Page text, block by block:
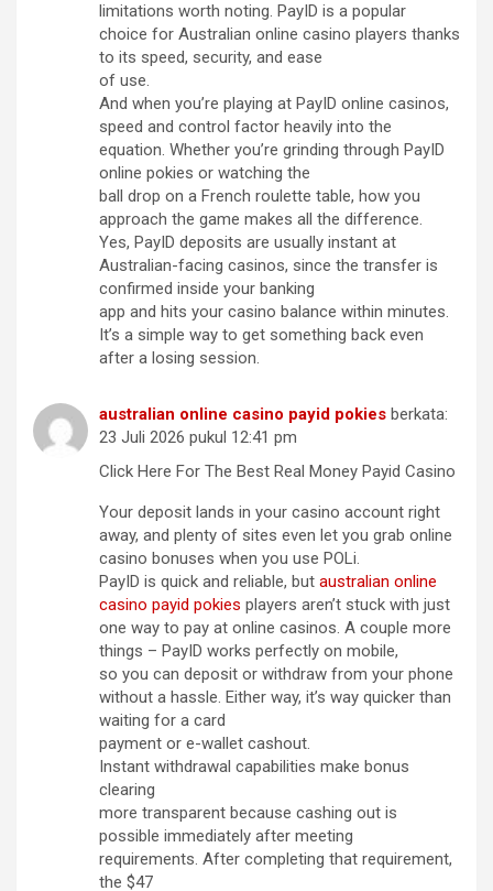
limitations worth noting. PayID is a popular
choice for Australian online casino players thanks
to its speed, security, and ease
of use.
And when you’re playing at PayID online casinos,
speed and control factor heavily into the
equation. Whether you’re grinding through PayID
online pokies or watching the
ball drop on a French roulette table, how you
approach the game makes all the difference.
Yes, PayID deposits are usually instant at
Australian-facing casinos, since the transfer is
confirmed inside your banking
app and hits your casino balance within minutes.
It’s a simple way to get something back even
after a losing session.
australian online casino payid pokies berkata:
23 Juli 2026 pukul 12:41 pm
Click Here For The Best Real Money Payid Casino
Your deposit lands in your casino account right
away, and plenty of sites even let you grab online
casino bonuses when you use POLi.
PayID is quick and reliable, but australian online
casino payid pokies players aren’t stuck with just
one way to pay at online casinos. A couple more
things – PayID works perfectly on mobile,
so you can deposit or withdraw from your phone
without a hassle. Either way, it’s way quicker than
waiting for a card
payment or e-wallet cashout.
Instant withdrawal capabilities make bonus
clearing
more transparent because cashing out is
possible immediately after meeting
requirements. After completing that requirement,
the $47